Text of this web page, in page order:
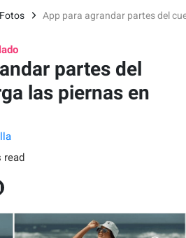
App para agrandar partes del
partes del
las piernas en
read